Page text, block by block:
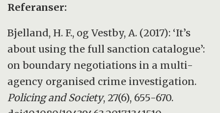
Referanser:
Bjelland, H. F., og Vestby, A. (2017): ‘It’s
about using the full sanction catalogue’:
on boundary negotiations in a multi-
agency organised crime investigation.
Policing and Society, 27(6), 655-670.